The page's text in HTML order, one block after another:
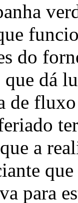
do
dá
de
a
para